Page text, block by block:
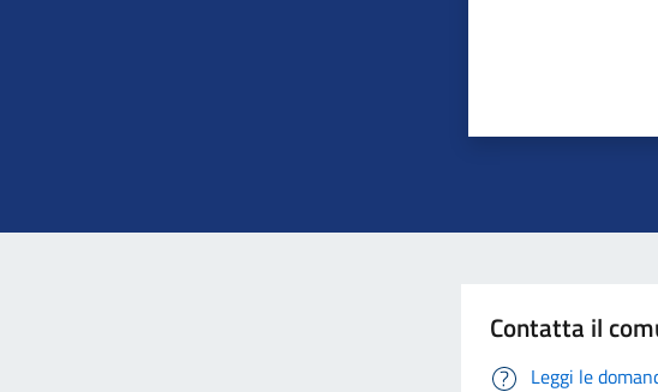
Contatta il
Leggi le